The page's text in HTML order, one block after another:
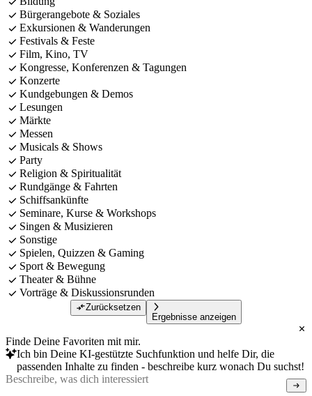
Bürgerangebote & Soziales
Exkursionen & Wanderungen
Festivals & Feste
Film, Kino, TV
Kongresse, Konferenzen & Tagungen
Konzerte
Kundgebungen & Demos
Lesungen
Märkte
Messen
Musicals & Shows
Party
Religion & Spiritualität
Rundgänge & Fahrten
Schiffsankünfte
Seminare, Kurse & Workshops
Singen & Musizieren
Sonstige
Spielen, Quizzen & Gaming
Sport & Bewegung
Theater & Bühne
Vorträge & Diskussionsrunden
Zurücksetzen
Ergebnisse anzeigen
Finde Deine Favoriten mit mir.
Ich bin Deine KI-gestützte Suchfunktion und helfe Dir, die
passenden Inhalte zu finden - beschreibe kurz wonach Du suchst!